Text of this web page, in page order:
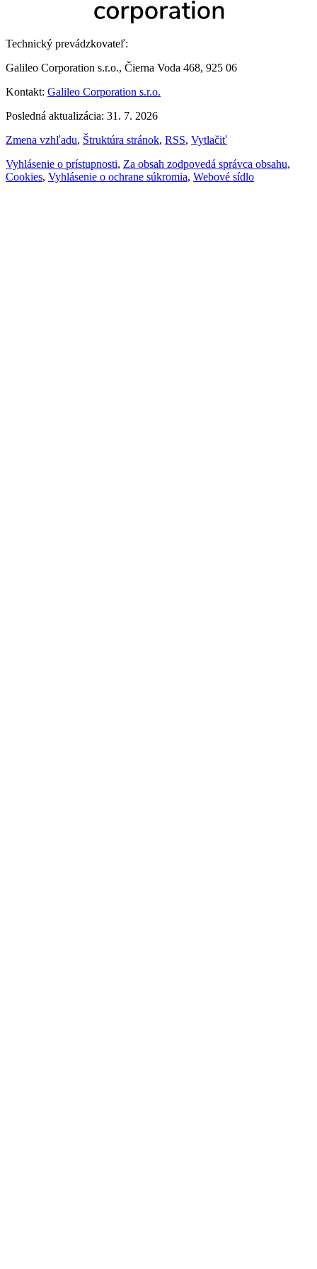
Technický prevádzkovateľ:
Galileo Corporation s.r.o., Čierna Voda 468, 925 06
Kontakt: Galileo Corporation s.r.o.
Posledná aktualizácia: 31. 7. 2026
Zmena vzhľadu, Štruktúra stránok, RSS, Vytlačiť
Vyhlásenie o prístupnosti, Za obsah zodpovedá správca obsahu,
Cookies, Vyhlásenie o ochrane súkromia, Webové sídlo